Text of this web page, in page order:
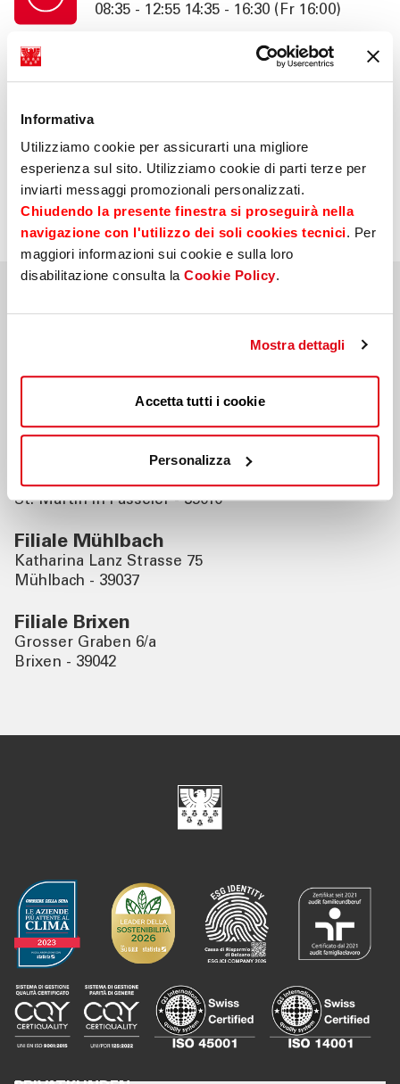
Informativa
Utilizziamo cookie per assicurarti una migliore
esperienza sul sito. Utilizziamo cookie di parti terze per
inviarti messaggi promozionali personalizzati.
Chiudendo la presente finestra si proseguirà nella
navigazione con l'utilizzo dei soli cookies tecnici. Per
maggiori informazioni sui cookie e sulla loro
disabilitazione consulta la Cookie Policy.
Mostra dettagli
Accetta tutti i cookie
Personalizza
08:35 - 12:55 14:35 - 16:30 (Fr 16:00)
Kassenschalterzeiten:
Montag - Freitag
Information:
Beratung nach Termin bis 18:30 (Fr
16:00). SB. 24h
Nahegelegene Filialen
Filiale Gossensass
Filiale St. Martin in Passeier
Dorfstrasse 31
St. Martin in Passeier - 39010
Filiale Mühlbach
Katharina Lanz Strasse 75
Mühlbach - 39037
Filiale Brixen
Grosser Graben 6/a
Brixen - 39042